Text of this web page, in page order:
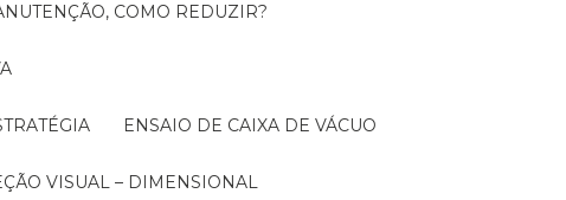
COMO REDUZIR?
ENSAIO DE CAIXA DE VÁCUO
VISUAL – DIMENSIONAL